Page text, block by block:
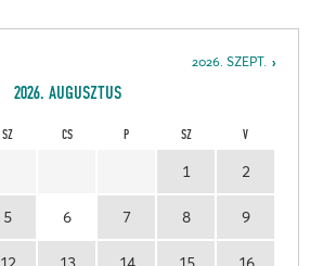
2026. SZEPT.
2026. AUGUSZTUS
SZ CS P SZ V
1 2
5 6 7 8 9
12 13 14 15 16